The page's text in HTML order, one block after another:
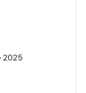
2025